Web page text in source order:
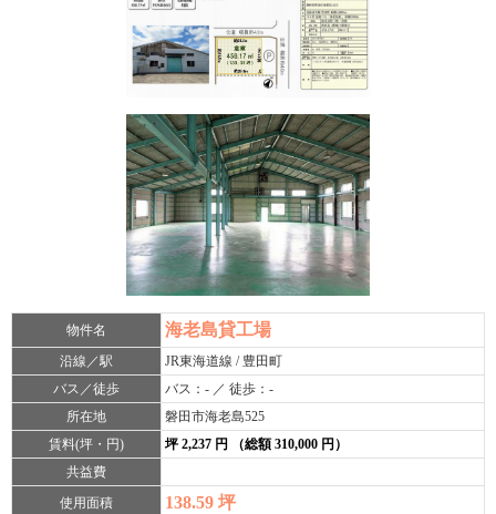
物件名 海老島貸工場
沿線／駅
JR東海道線 / 豊田町
バス／徒歩
バス：- ／ 徒歩：-
所在地
磐田市海老島525
賃料(坪・円)
坪 2,237 円 （総額 310,000 円）
共益費
使用面積
138.59 坪